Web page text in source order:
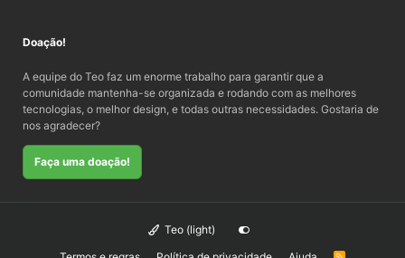
Doação!
A equipe do Teo faz um enorme trabalho para garantir que a
comunidade mantenha-se organizada e rodando com as melhores
tecnologias, o melhor design, e todas outras necessidades. Gostaria de
nos agradecer?
Faça uma doação!
Teo (light)